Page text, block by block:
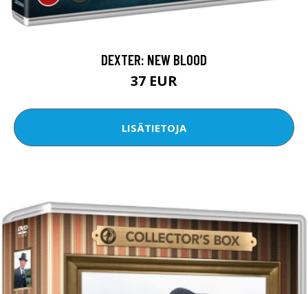
DEXTER: NEW BLOOD
37 EUR
LISÄTIETOJA